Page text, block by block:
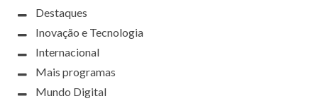
Destaques
Inovação e Tecnologia
Internacional
Mais programas
Mundo Digital